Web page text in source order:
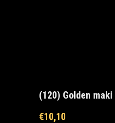
(120) Golden maki
€10,10